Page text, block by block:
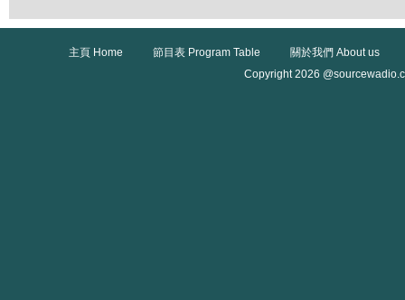
主頁 Home 節目表 Program Table
關於我們 About us
Copyright 2026